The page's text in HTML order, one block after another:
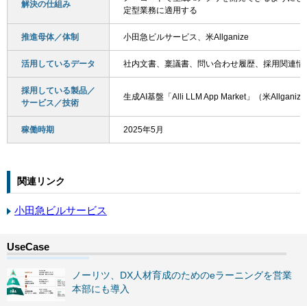
解決の仕組み
定型業務に適用する
推進母体／体制 小田急ビルサービス、米Allganize
活用しているデータ 社内文書、稟議書、問い合わせ履歴、採用関連情
採用している製品／
サービス／技術
生成AI基盤「Alli LLM App Market」（米
稼働時期 2025年5月
関連リンク
小田急ビルサービス
ノーリツ、DX人材育成のためのeラーニングを営業
本部にも導入